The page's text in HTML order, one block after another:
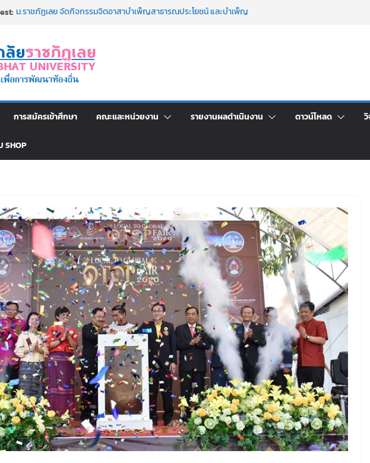
ม.ราชภัฏเลย จัดกิจกรรมจิตอาสาบำเพ็ญสาธารณประโยชน์ และบำเพ็ญ
มหาวิทยาลัยราชภัฏเลย ด้วยเงินนอกงบประมาณ ประเภทเงินรายได้
ม.ราชภัฏเลย จัดมหกรรมวิชาการ เปิดบ้าน LRU ครั้งที่ 4 เปิดให้นักเรียน
มัธยมปลายค้นหาสาขาวิชาในฝัน สู่อนาคตที่ใช่
อธิการบดี มรภ.เลย ร่วมประชุมชี้แจงกับคณะอนุกรรมาธิการ ประจำ
ประกาศผู้ชนะการเสนอราคา จ้างทำปกปริญญาบัตร จำนวน ๑,๙๗๒ ชุด
โดยวิธีเฉพาะเจาะจง
การสมัครเข้าศึกษา คณะและหน่วยงาน รายงานผลดำเนินงาน ดาวน์โหลด
SHOP